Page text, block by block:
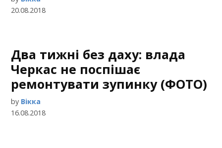
20.08.2018
Два тижні без даху: влада
Черкас не поспішає
ремонтувати зупинку (ФОТО)
by Вікка
16.08.2018